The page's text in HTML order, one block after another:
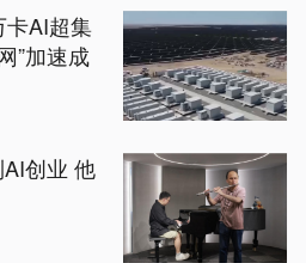
卡AI超集
”加速成
创业 他